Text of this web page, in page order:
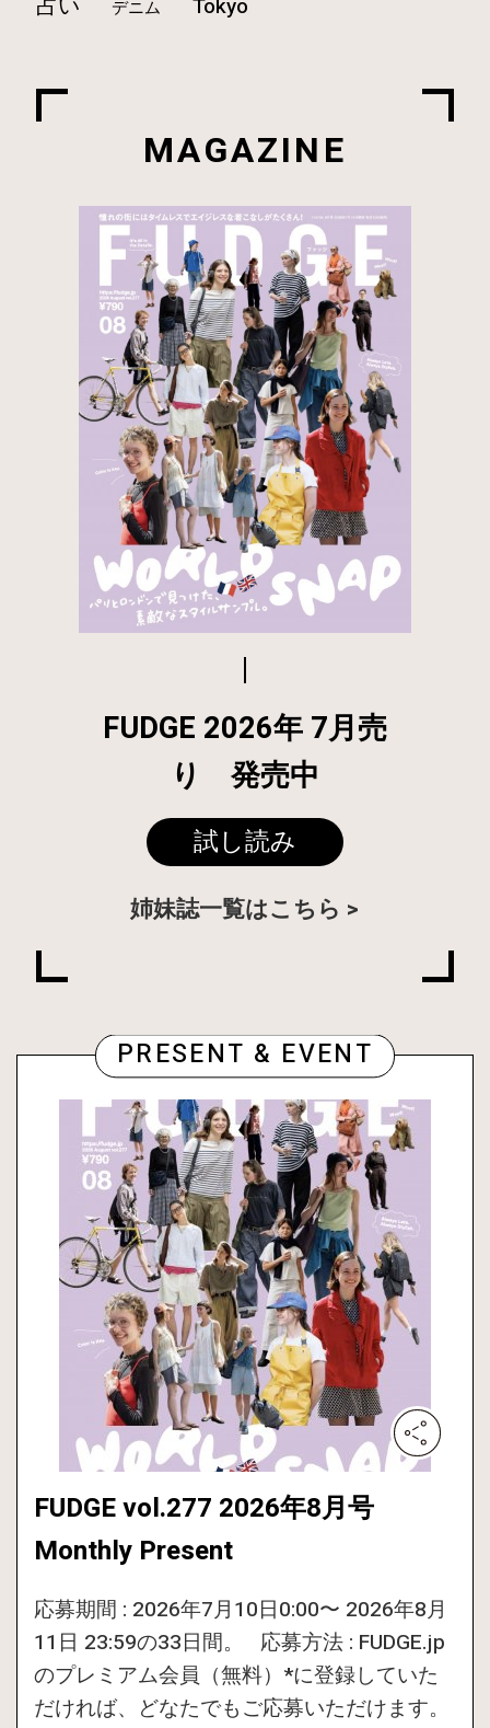
占い デニム Tokyo
MAGAZINE
FUDGE 2026年 7月売
り 発売中
試し読み
姉妹誌一覧はこちら
PRESENT & EVENT
FUDGE vol.277 2026年8月号
Monthly Present
応募期間 : 2026年7月10日0:00〜 2026年8月
11日 23:59の33日間。 応募方法 : FUDGE.jp
のプレミアム会員（無料）*に登録していた
だければ、どなたでもご応募いただけます。